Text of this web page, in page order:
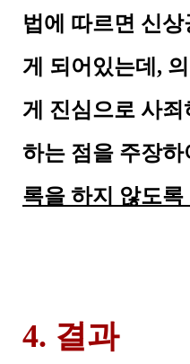
법에 따르면 신
게 되어있는데,
게 진심으로 사
하는 점을 주장하
록을 하지 않도
4. 결과